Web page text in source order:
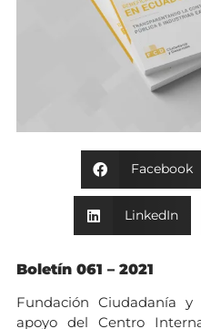
Facebook
LinkedIn
Boletín 061 – 2021
Fundación Ciudadanía
apoyo del Centro